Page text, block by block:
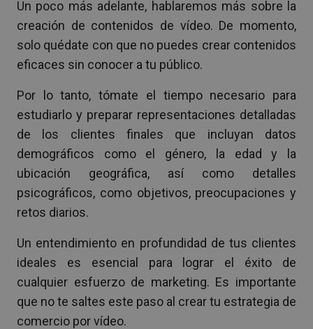
Un poco más adelante, hablaremos más sobre la
creación de contenidos de vídeo. De momento,
solo quédate con que no puedes crear contenidos
eficaces sin conocer a tu público.
Por lo tanto, tómate el tiempo necesario para
estudiarlo y preparar representaciones detalladas
de los clientes finales que incluyan datos
demográficos como el género, la edad y la
ubicación geográfica, así como detalles
psicográficos, como objetivos, preocupaciones y
retos diarios.
Un entendimiento en profundidad de tus clientes
ideales es esencial para lograr el éxito de
cualquier esfuerzo de marketing. Es importante
que no te saltes este paso al crear tu estrategia de
comercio por vídeo.